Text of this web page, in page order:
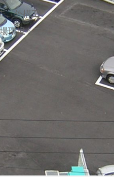
、外構工
環境を支え